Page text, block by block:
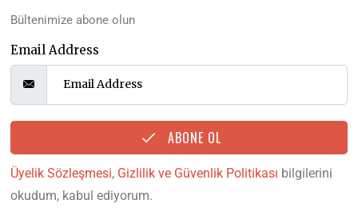
Bültenimize abone olun
Email Address
ABONE OL
Üyelik Sözleşmesi, Gizlilik ve Güvenlik Politikası bilgilerini
okudum, kabul ediyorum.